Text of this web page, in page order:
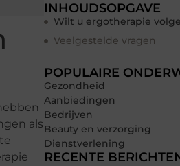
als
INHOUDSOPGAVE
Wilt u ergotherapie
Veelgestelde vragen
POPULAIRE
Gezondheid
Aanbiedingen
Bedrijven
Beauty en verzorging
Dienstverlening
RECENTE